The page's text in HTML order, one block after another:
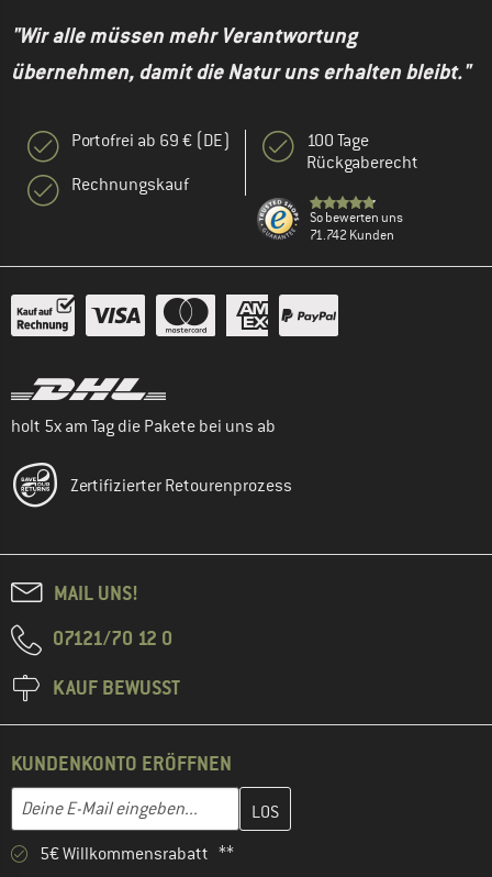
"Wir alle müssen mehr Verantwortung
übernehmen, damit die Natur uns erhalten bleibt."
Portofrei ab 69 € (DE)
Rechnungskauf
100 Tage
Rückgaberecht
So bewerten uns
71.742 Kunden
holt 5x am Tag die Pakete bei uns ab
Zertifizierter Retourenprozess
MAIL UNS!
07121/70 12 0
KAUF BEWUSST
KUNDENKONTO ERÖFFNEN
E-Mail-Adresse
Gib hier deine E-Mail-Adresse ein und erstelle im nächsten
5€ Willkommensrabatt **